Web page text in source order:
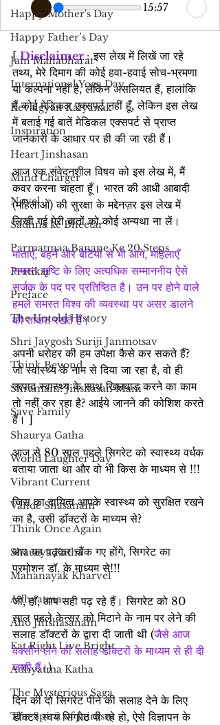
Happy Mother's Day
Happy Father’s Day
Jain Mahabharat
International Yoga Day
Kevalgyan Kalyanak
Inspiration
Heart Jinshasan
Mind Charger
Novel
Sadhna ke Bheetar
Parmatmaa Banane Ke 20 Steps
Pratikar
Preface
The Untold History
Shri Jaygosh Suriji Janmotsav
Think Beyond
Shramani! Jinshasan Mani
Save Family
Shaurya Gatha
World Laughter Day
Vibrant Current
Vande Shasanam
Think Once Again
Shaurya Katha
Mahanayak Kharvel
Adhyatma
Aho Jinshasanam
Eat Right Live Bright
Adhyatma Katha
The Mysterious Saga
The Spirit of Jainism
15:57
[ Disclaimer : इस लेख में लिखें जा रहे
तथ्य, मेरे दिमाग की कोई हवा-हवाई सोच-भ्रमणा
या कल्पना नहीं है, लेकिन असलियत हैं, हालांकि
मैं कोई मेडिकल एक्सपर्ट नहीं हूँ, लेकिन इस लेख
में बताई गई बातें मेडिकल एक्सपर्ट से प्राप्त
जानकारी के आधार पर ही की जा रही हैं।
आज एक संवेदनशील विषय को इस लेख में, मैं
कवर करना चाहता हूँ। भारत की आधी आबादी
(महिलाओं) की सुरक्षा के मद्देनज़र इस लेख में
लिखी गई मेरी बातों को कोई अन्यथा ना लें।
माताएँ, बहनें और बेटियों से भी आगे, महिलाएँ
समस्त सृष्टि के लिए अत्यधिक सम्माननीय ऐसे
सर्जक के पद पर प्रतिष्ठित है। उन पर होने वाले
हमलें समस्त विश्व की व्यवस्था पर असर डालने
की ताकत रखते हैं।
अपनी धरोहर की हम उपेक्षा कैसे कर सकते हैं?
जो स्वास्थ्य के नाम से दिया जा रहा है, वो ही
उत्पाद स्वास्थ्य के साथ खिलवाड़ करने का काम
तो नहीं कर रहा है? आईये जानने की कोशिश करते
हैं। ]
आज से 80 साल पहले सिगरेट को स्वास्थ्य वर्धक
बताया जाता था और वो भी किस के माध्यम से !!!
जिस का दायित्व आपके स्वास्थ्य को सुरक्षित रखने
का है, उसी डॉक्टरों के माध्यम से?
आप यह पढ़कर चौंक गए होंगे, सिगरेट का
प्रमोशन डॉ. के माध्यम से!!!
जी, हाँ, आप सही पढ़ रहे हैं। सिगरेट को 80
साल पहले केन्सर को मिटाने के नाम पर लेने की
सलाह डॉक्टरों के द्वारा दी जाती थी (जैसे आज
वेक्सीन लेने की सलाह डॉक्टरों के माध्यम से ही दी
जाती हैं।)
दिन की दो सिगरेट पीने की सलाह देने के लिए
डॉक्टर स्वयं सिगरेट पी रहे हो, ऐसे विज्ञापन के